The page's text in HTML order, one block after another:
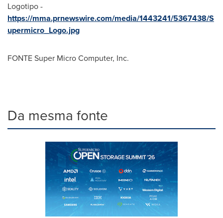
Logotipo -
https://mma.prnewswire.com/media/1443241/5367438/S
upermicro_Logo.jpg
FONTE Super Micro Computer, Inc.
Da mesma fonte